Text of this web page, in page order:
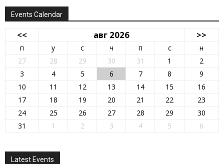
Events Calendar
<< авг 2026 >>
п у с ч п с
н
27
28 29 30 31 1
2
3
4 5 6 7 8
9
10
11 12 13 14 15
16
17
18 19 20 21 22
23
24
25 26 27 28 29
30
31
1 2 3 4 5 6
Latest Events